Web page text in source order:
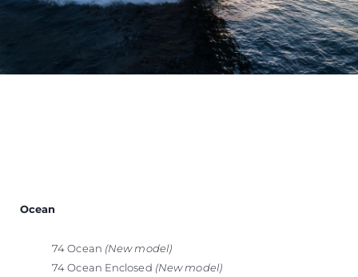
Ocean
74 Ocean (New model)
74 Ocean Enclosed (New model)